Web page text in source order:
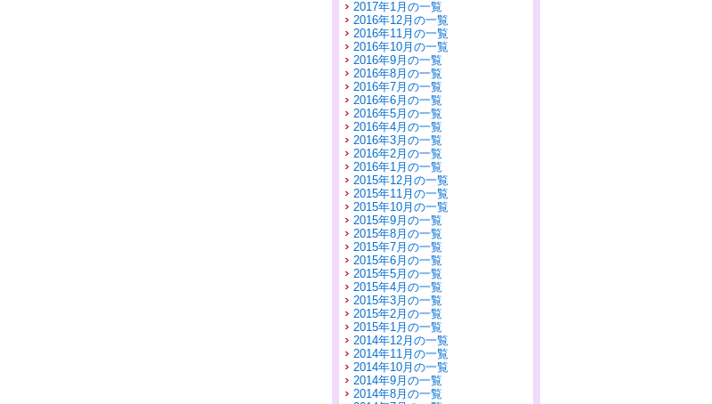
2017年1月の一覧
2016年12月の一覧
2016年11月の一覧
2016年10月の一覧
2016年9月の一覧
2016年8月の一覧
2016年7月の一覧
2016年6月の一覧
2016年5月の一覧
2016年4月の一覧
2016年3月の一覧
2016年2月の一覧
2016年1月の一覧
2015年12月の一覧
2015年11月の一覧
2015年10月の一覧
2015年9月の一覧
2015年8月の一覧
2015年7月の一覧
2015年6月の一覧
2015年5月の一覧
2015年4月の一覧
2015年3月の一覧
2015年2月の一覧
2015年1月の一覧
2014年12月の一覧
2014年11月の一覧
2014年10月の一覧
2014年9月の一覧
2014年8月の一覧